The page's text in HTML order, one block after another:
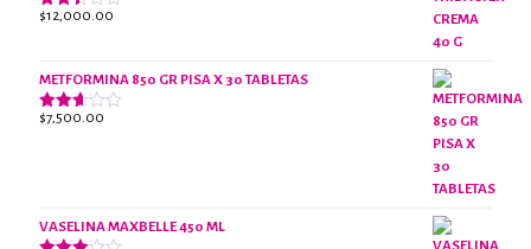
Valorado
$12,000.00
METFORMINA 850 GR PISA X 30 TABLETAS
Valorado
$7,500.00
VASELINA MAXBELLE 450 ML